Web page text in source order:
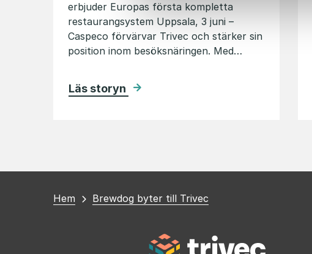
erbjuder Europas första kompletta
restaurangsystem Uppsala, 3 juni –
Caspeco förvärvar Trivec och stärker sin
position inom besöksnäringen. Med…
Läs storyn
Du
Hem Brewdog byter till Trivec